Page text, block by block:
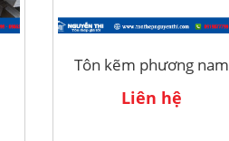
Tôn kẽm phương nam
Liên hệ